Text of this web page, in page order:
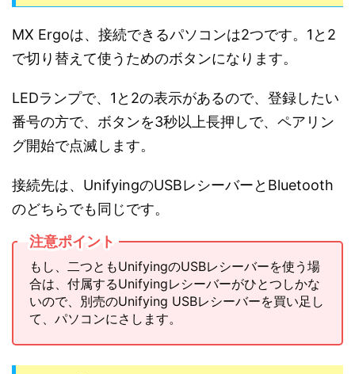
MX Ergoは、接続できるパソコンは2つです。1と2
で切り替えて使うためのボタンになります。
LEDランプで、1と2の表示があるので、登録したい
番号の方で、ボタンを3秒以上長押しで、ペアリン
グ開始で点滅します。
接続先は、UnifyingのUSBレシーバーとBluetooth
のどちらでも同じです。
注意ポイント
もし、二つともUnifyingのUSBレシーバーを使う場
合は、付属するUnifyingレシーバーがひとつしかな
いので、別売のUnifying USBレシーバーを買い足し
て、パソコンにさします。